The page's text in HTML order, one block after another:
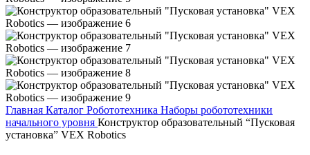
Главная Каталог Робототехника Наборы робототехники
начального уровня Конструктор образовательный “Пусковая
установка” VEX Robotics